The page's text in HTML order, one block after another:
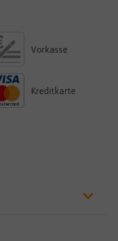
Vorkasse
Kreditkarte